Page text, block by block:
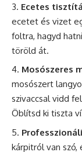
Ecetes
ecetet és vizet
foltra, hagyd
töröld át.
Mosószeres
mosószert
szivaccsal vidd
Öblítsd ki tiszta
kárpitról van